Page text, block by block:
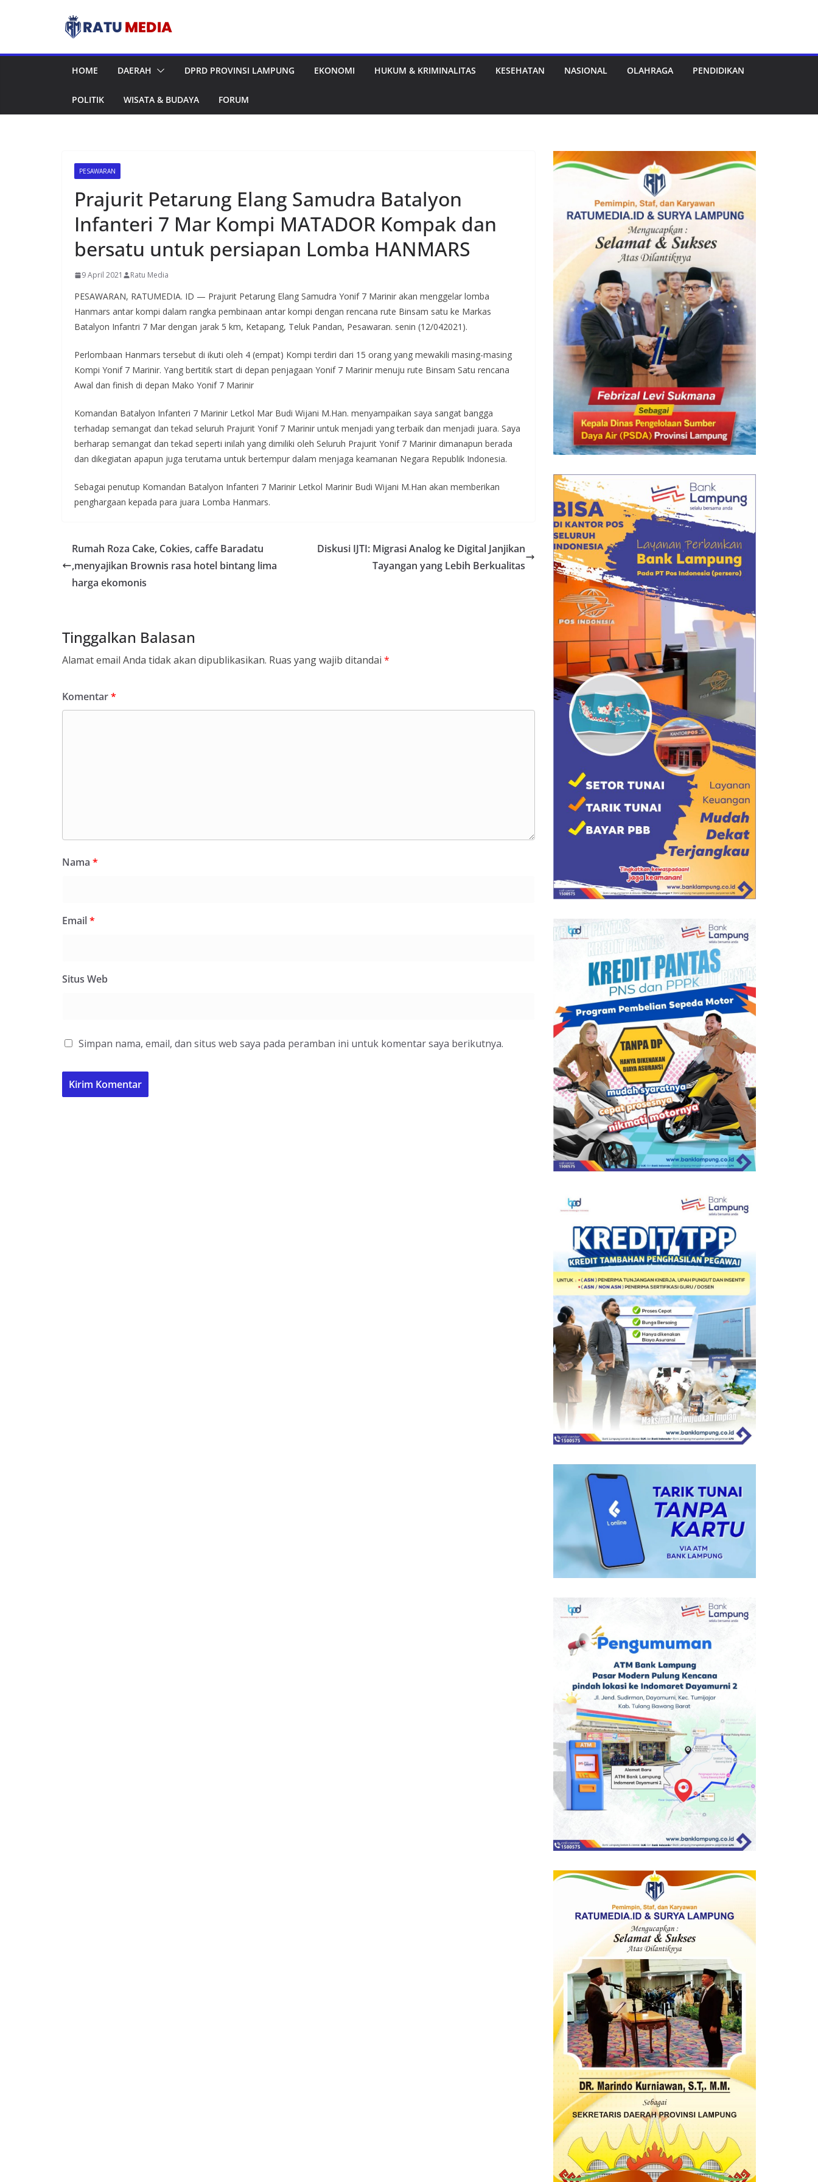
HOME DAERAH DPRD PROVINSI LAMPUNG EKONOMI HUKUM & KRIMINALITAS KESEHATAN NASIONAL OLAHRAGA PENDIDIKAN
POLITIK WISATA & BUDAYA FORUM
PESAWARAN
Prajurit Petarung Elang Samudra Batalyon
Infanteri 7 Mar Kompi MATADOR Kompak dan
bersatu untuk persiapan Lomba HANMARS
9 April 2021 Ratu Media
PESAWARAN, RATUMEDIA. ID — Prajurit Petarung Elang Samudra Yonif 7 Marinir akan menggelar lomba
Hanmars antar kompi dalam rangka pembinaan antar kompi dengan rencana rute Binsam satu ke Markas
Batalyon Infantri 7 Mar dengan jarak 5 km, Ketapang, Teluk Pandan, Pesawaran. senin (12/042021).
Perlombaan Hanmars tersebut di ikuti oleh 4 (empat) Kompi terdiri dari 15 orang yang mewakili masing-masing
Kompi Yonif 7 Marinir. Yang bertitik start di depan penjagaan Yonif 7 Marinir menuju rute Binsam Satu rencana
Awal dan finish di depan Mako Yonif 7 Marinir
Komandan Batalyon Infanteri 7 Marinir Letkol Mar Budi Wijani M.Han. menyampaikan saya sangat bangga
terhadap semangat dan tekad seluruh Prajurit Yonif 7 Marinir untuk menjadi yang terbaik dan menjadi juara. Saya
berharap semangat dan tekad seperti inilah yang dimiliki oleh Seluruh Prajurit Yonif 7 Marinir dimanapun berada
dan dikegiatan apapun juga terutama untuk bertempur dalam menjaga keamanan Negara Republik Indonesia.
Sebagai penutup Komandan Batalyon Infanteri 7 Marinir Letkol Marinir Budi Wijani M.Han akan memberikan
penghargaan kepada para juara Lomba Hanmars.
Rumah Roza Cake, Cokies, caffe Baradatu
,menyajikan Brownis rasa hotel bintang lima
harga ekomonis
Diskusi IJTI: Migrasi Analog ke Digital Janjikan
Tayangan yang Lebih Berkualitas
Tinggalkan Balasan
Alamat email Anda tidak akan dipublikasikan. Ruas yang wajib ditandai *
Komentar*
Nama *
Email*
Situs Web
Simpan nama, email, dan situs web saya pada peramban ini untuk komentar saya berikutnya.